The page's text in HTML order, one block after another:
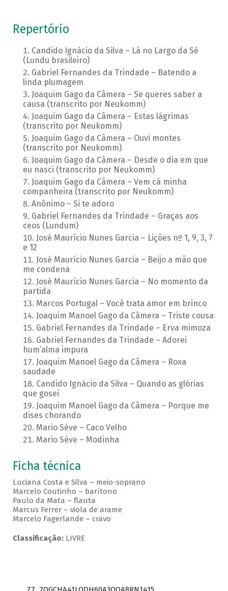
Repertório
Candido Ignácio da Silva – Lá no Largo da Sé
(Lundu brasileiro)
Gabriel Fernandes da Trindade – Batendo a
linda plumagem
Joaquim Gago da Câmera – Se queres saber a
causa (transcrito por Neukomm)
Joaquim Gago da Câmera – Estas lágrimas
(transcrito por Neukomm)
Joaquim Gago da Câmera – Ouvi montes
(transcrito por Neukomm)
Joaquim Gago da Câmera – Desde o dia em que
eu nasci (transcrito por Neukomm)
Joaquim Gago da Câmera – Vem cá minha
companheira (transcrito por Neukomm)
Anônimo – Si te adoro
Gabriel Fernandes da Trindade – Graças aos
ceos (Lundum)
José Maurício Nunes Garcia – Lições nº 1, 9, 3, 7
e 12
José Maurício Nunes Garcia – Beijo a mão que
me condena
José Maurício Nunes Garcia – No momento da
partida
Marcos Portugal – Você trata amor em brinco
Joaquim Manoel Gago da Câmera – Triste cousa
Gabriel Fernandes da Trindade – Erva mimoza
Gabriel Fernandes da Trindade – Adorei
hum’alma impura
Joaquim Manoel Gago da Câmera – Roxa
saudade
Candido Ignácio da Silva – Quando as glórias
que gosei
Joaquim Manoel Gago da Câmera – Porque me
dises chorando
Mario Sève – Caco Velho
Mario Sève – Modinha
Ficha técnica
Luciana Costa e Silva – meio-soprano
Marcelo Coutinho – barítono
Paulo da Mata – flauta
Marcus Ferrer – viola de arame
Marcelo Fagerlande – cravo
Classificação:LIVRE